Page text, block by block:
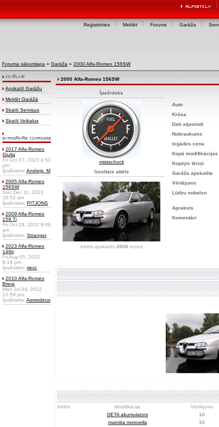
Reģistrēties Meklēt Forums Garāža
Foruma sākumlapa » Garāža » 2000 Alfa-Romeo 156SW
Apskatīt Garāžu
Meklēt Garāžā
Skatīt Servisus
Skatīt Veikalus
2017 Alfa-Romeo
Giulia
Fri Oct 27, 2023 4:53
pm
Īpašnieks: Andrejs_M
2005 Alfa-Romeo
156SW
Sun Dec 11, 2022
10:52 am
Īpašnieks: PITJONS
2009 Alfa-Romeo
159 Ti
Fri Oct 28, 2022 9:06
am
Īpašnieks: Stranger
2023 Alfa-Romeo
146ti
Fri Aug 05, 2022
8:18 pm
Īpašnieks: riexc
2010 Alfa-Romeo
Brera
Mon Jul 04, 2022
12:59 pm
Īpašnieks: Asmodeus
2000 Alfa-Romeo 156SW
Īpašnieks
mistachuck
Izceltais attēls
Attēls apskatīts 2808 reizes
Auto
Krāsa
Dati atjaunoti
Nobraukums
Iegādes cena
Kopā modifikācijas
Kopējie tēriņi
Garāža apskatīta
Vērtējums
Lūdzu nobalso
Apraksts
Komentāri
Attēls Modifikācija
Vērtējums
DETA akumulators
10
mainiita motorella
10